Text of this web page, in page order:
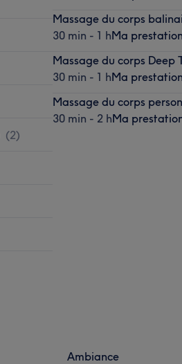
(2)
Massage du corps
30 min - 1 hMa
Massage du corps Deep
30 min - 1 hMa
Massage du corps
30 min - 2 hMa
Ambiance